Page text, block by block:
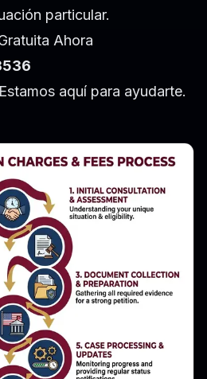
particular.
Ahora
aquí para ayudarte.